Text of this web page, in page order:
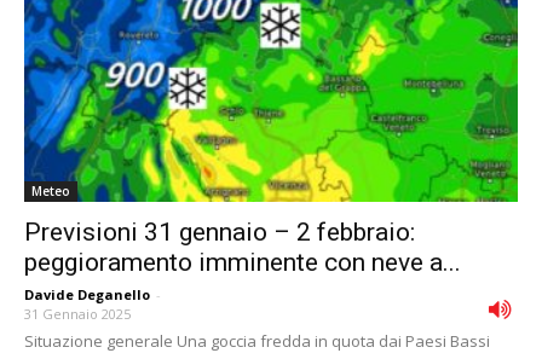
Meteo
Previsioni 31 gennaio – 2 febbraio:
peggioramento imminente con neve a...
Davide Deganello -
31 Gennaio 2025
Situazione generale Una goccia fredda in quota dai Paesi Bassi